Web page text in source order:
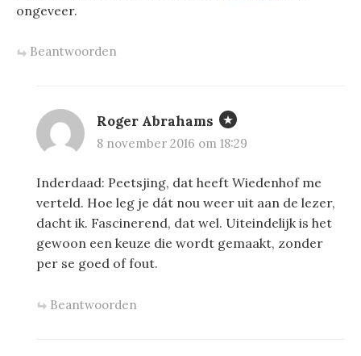
ongeveer.
Beantwoorden
Roger Abrahams
8 november 2016 om 18:29
Inderdaad: Peetsjing, dat heeft Wiedenhof me
verteld. Hoe leg je dát nou weer uit aan de lezer,
dacht ik. Fascinerend, dat wel. Uiteindelijk is het
gewoon een keuze die wordt gemaakt, zonder
per se goed of fout.
Beantwoorden